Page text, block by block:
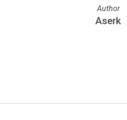
Author
Aserk